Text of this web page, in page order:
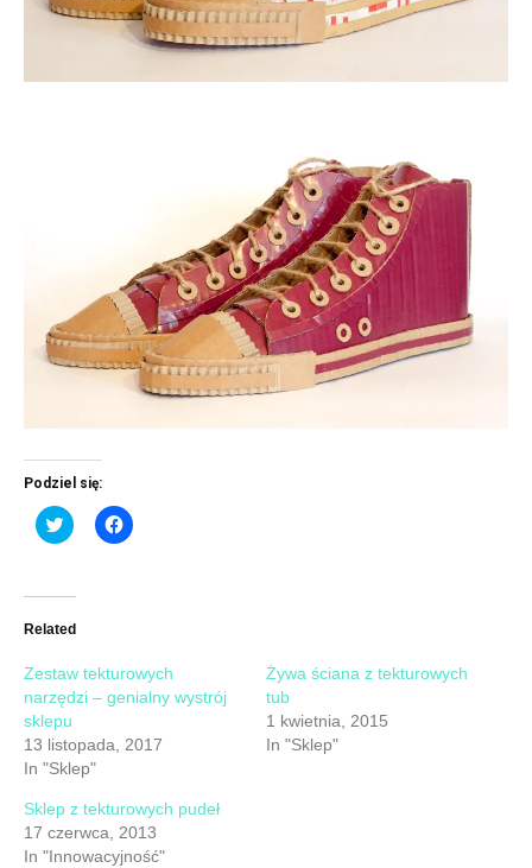
Podziel się:
Click
to
(Opens
new
Click
to
Related
Zestaw tekturowych
narzędzi – genialny wystrój
sklepu
13 listopada, 2017
In "Sklep"
Żywa ściana z tekturowych
tub
1 kwietnia, 2015
In "Sklep"
Sklep z tekturowych pudeł
17 czerwca, 2013
In "Innowacyjność"